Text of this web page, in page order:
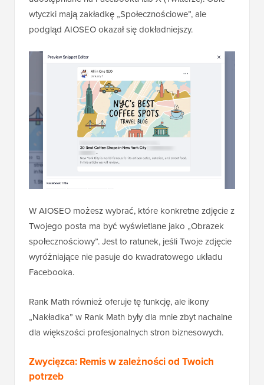
wtyczki mają zakładkę „Społecznościowe”, ale
podgląd AIOSEO okazał się dokładniejszy.
W AIOSEO możesz wybrać, które konkretne zdjęcie z
Twojego posta ma być wyświetlane jako „Obrazek
społecznościowy”. Jest to ratunek, jeśli Twoje zdjęcie
wyróżniające nie pasuje do kwadratowego układu
Facebooka.
Rank Math również oferuje tę funkcję, ale ikony
„Nakładka” w Rank Math były dla mnie zbyt nachalne
dla większości profesjonalnych stron biznesowych.
Zwycięzca: Remis w zależności od Twoich
potrzeb